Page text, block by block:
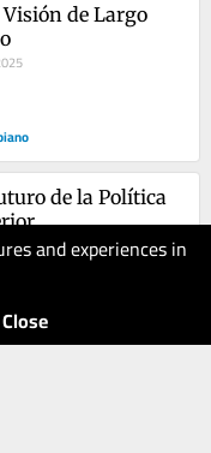
and experiences in
Close
de Largo
de la Política